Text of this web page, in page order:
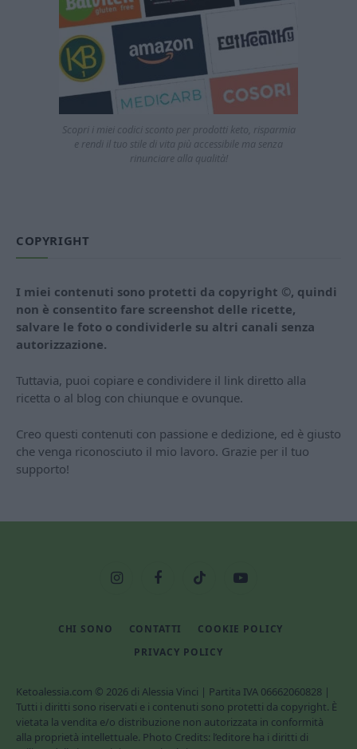
Scopri i miei codici sconto per prodotti keto, risparmia
e rendi il tuo stile di vita più accessibile ma senza
rinunciare alla qualità!
COPYRIGHT
I miei contenuti sono protetti da copyright ©, quindi
non è consentito fare screenshot delle ricette,
salvare le foto o condividerle su altri canali senza
autorizzazione.
Tuttavia, puoi copiare e condividere il link diretto alla
ricetta o al blog con chiunque e ovunque.
Creo questi contenuti con passione e dedizione, ed è giusto
che venga riconosciuto il mio lavoro. Grazie per il tuo
supporto!
InstagramFacebookTikTok YouTube
CHI SONO CONTATTI
COOKIE POLICY
PRIVACY POLICY
Ketoalessia.com © 2026 di Alessia Vinci | Partita IVA 06662060828 |
Tutti i diritti sono riservati e i contenuti sono protetti da copyright. È
vietata la vendita e/o distribuzione non autorizzata in conformità
alla proprietà intellettuale. Photo Credits: l’editore ha i diritti di